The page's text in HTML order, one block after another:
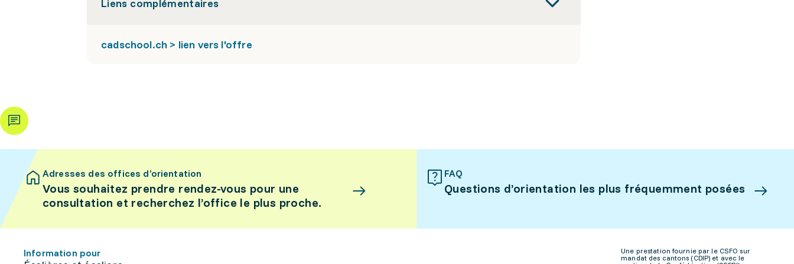
Liens complémentaires
cadschool.ch > lien vers l'offre
Adresses des offices d’orientation
Vous souhaitez prendre rendez-vous pour une
consultation et recherchez l’office le plus proche.
FAQ
Questions d’orientation les plus fréquemment posées
Information pour
Une prestation fournie par le CSFO sur
mandat des cantons (CDIP) et avec le